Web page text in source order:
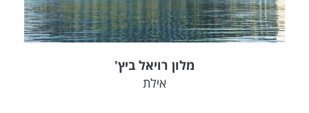
מלון רויאל ביץ'
אילת